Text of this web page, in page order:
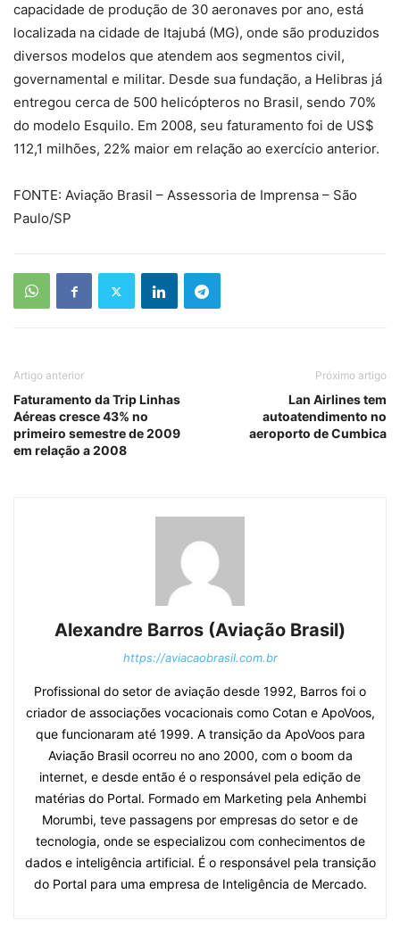
capacidade de produção de 30 aeronaves por ano, está
localizada na cidade de Itajubá (MG), onde são produzidos
diversos modelos que atendem aos segmentos civil,
governamental e militar. Desde sua fundação, a Helibras já
entregou cerca de 500 helicópteros no Brasil, sendo 70%
do modelo Esquilo. Em 2008, seu faturamento foi de US$
112,1 milhões, 22% maior em relação ao exercício anterior.
FONTE: Aviação Brasil – Assessoria de Imprensa – São
Paulo/SP
Artigo anterior
Faturamento da Trip Linhas
Aéreas cresce 43% no
primeiro semestre de 2009
em relação a 2008
Próximo artigo
Lan Airlines tem
autoatendimento no
aeroporto de Cumbica
Alexandre Barros (Aviação Brasil)
https://aviacaobrasil.com.br
Profissional do setor de aviação desde 1992, Barros foi o
criador de associações vocacionais como Cotan e ApoVoos,
que funcionaram até 1999. A transição da ApoVoos para
Aviação Brasil ocorreu no ano 2000, com o boom da
internet, e desde então é o responsável pela edição de
matérias do Portal. Formado em Marketing pela Anhembi
Morumbi, teve passagens por empresas do setor e de
tecnologia, onde se especializou com conhecimentos de
dados e inteligência artificial. É o responsável pela transição
do Portal para uma empresa de Inteligência de Mercado.